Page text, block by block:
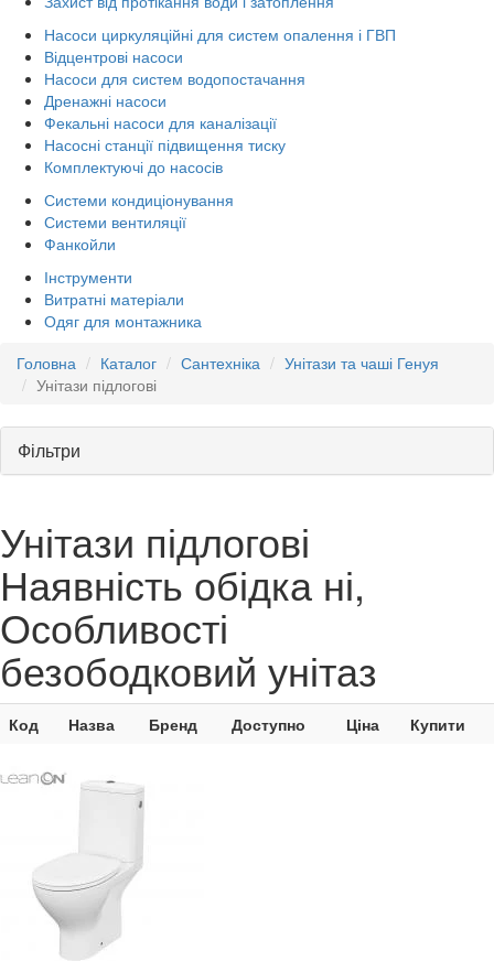
Насоси циркуляційні для систем опалення і ГВП
Відцентрові насоси
Насоси для систем водопостачання
Дренажні насоси
Фекальні насоси для каналізації
Насосні станції підвищення тиску
Комплектуючі до насосів
Системи кондиціонування
Системи вентиляції
Фанкойли
Інструменти
Витратні матеріали
Одяг для монтажника
Головна
Каталог Сантехніка
Унітази та чаші Генуя
Унітази підлогові
Фільтри
Унітази підлогові
Наявність обідка ні,
Особливості
безободковий унітаз
Код Назва Бренд Доступно Ціна Купити